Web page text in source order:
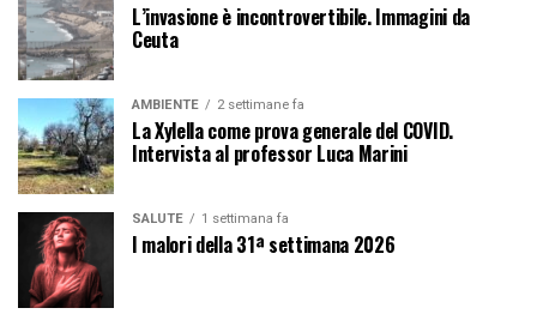
L’invasione è incontrovertibile. Immagini da
Ceuta
AMBIENTE 2 settimane fa
La Xylella come prova generale del COVID.
Intervista al professor Luca Marini
SALUTE 1 settimana fa
I malori della 31ª settimana 2026